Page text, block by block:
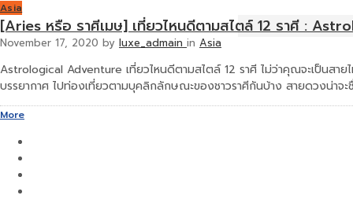
Asia
[Aries หรือ ราศีเมษ] เที่ยวไหนดีตามสไตล์ 12 ราศี :
November 17, 2020 by luxe_admain in Asia
Astrological Adventure เที่ยวไหนดีตามสไตล์ 12 ราศี ไม่ว่าคุณจะเป็นสา
บรรยากาศ ไปท่องเที่ยวตามบุคลิกลักษณะของชาวราศีกันบ้าง สายดวงน่าจ
More